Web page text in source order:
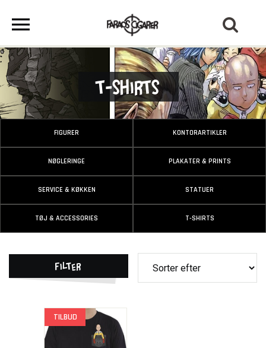
T-Shirts
FIGURER KONTORARTIKLER
NØGLERINGE PLAKATER & PRINTS
SERVICE & KØKKEN STATUER
TØJ & ACCESSORIES T-SHIRTS
Filter
TILBUD